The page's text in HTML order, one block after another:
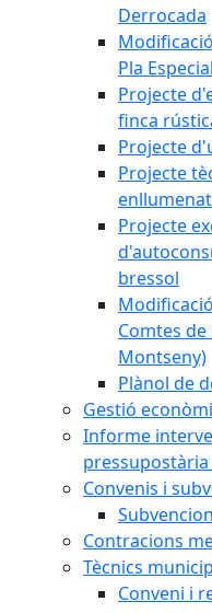
Derrocada
Pla
Projecte
finca
Projecte
Projecte
Projecte
bressol
Comtes de
Montseny)
Plànol de
Gestió
Informe
Convenis i
Contracions
Tècnics
Conveni i